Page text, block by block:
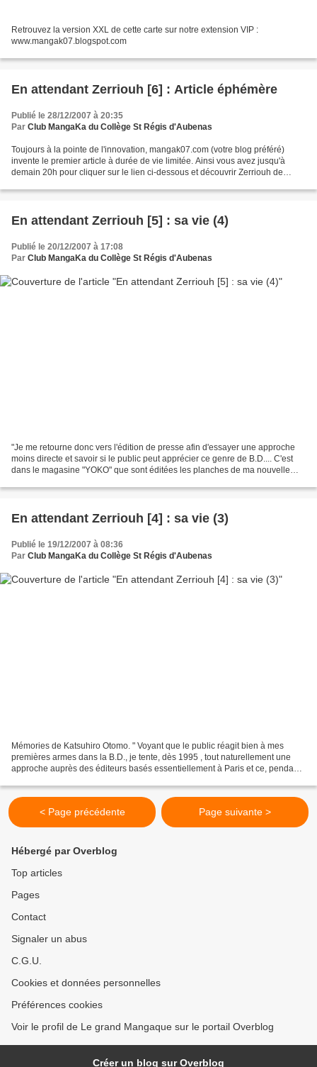
Retrouvez la version XXL de cette carte sur notre extension VIP :
www.mangak07.blogspot.com
En attendant Zerriouh [6] : Article éphémère
Publié le 28/12/2007 à 20:35
Par Club MangaKa du Collège St Régis d'Aubenas
Toujours à la pointe de l'innovation, mangak07.com (votre blog préféré)
invente le premier article à durée de vie limitée. Ainsi vous avez jusqu'à
demain 20h pour cliquer sur le lien ci-dessous et découvrir Zerriouh de
id=l69a_locale...
En attendant Zerriouh [5] : sa vie (4)
Publié le 20/12/2007 à 17:08
Par Club MangaKa du Collège St Régis d'Aubenas
"Je me retourne donc vers l'édition de presse afin d'essayer une approche
moins directe et savoir si le public peut apprécier ce genre de B.D.... C'est
dans le magasine "YOKO" que sont éditées les planches de ma nouvelle
En attendant Zerriouh [4] : sa vie (3)
Publié le 19/12/2007 à 08:36
Par Club MangaKa du Collège St Régis d'Aubenas
Mémories de Katsuhiro Otomo. " Voyant que le public réagit bien à mes
premières armes dans la B.D., je tente, dès 1995 , tout naturellement une
approche auprès des éditeurs basés essentiellement à Paris et ce, pendant
< Page précédente Page suivante >
Hébergé par Overblog
Top articles
Pages
Contact
Signaler un abus
C.G.U.
Cookies et données personnelles
Préférences cookies
Voir le profil de Le grand Mangaque sur le portail Overblog
Créer un blog sur Overblog